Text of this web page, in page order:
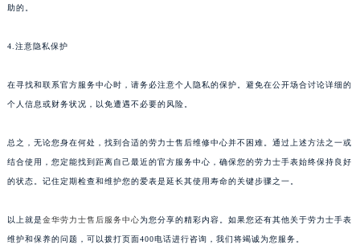
助的。
4.注意隐私保护
在寻找和联系官方服务中心时，请务必注意个人隐私的保护。避免在公开场合讨论详细的
个人信息或财务状况，以免遭遇不必要的风险。
总之，无论您身在何处，找到合适的劳力士售后维修中心并不困难。通过上述方法之一或
结合使用，您定能找到距离自己最近的官方服务中心，确保您的劳力士手表始终保持良好
的状态。记住定期检查和维护您的爱表是延长其使用寿命的关键步骤之一。
以上就是金华劳力士售后服务中心为您分享的精彩内容。如果您还有其他关于劳力士手表
维护和保养的问题，可以拨打页面400电话进行咨询，我们将竭诚为您服务。